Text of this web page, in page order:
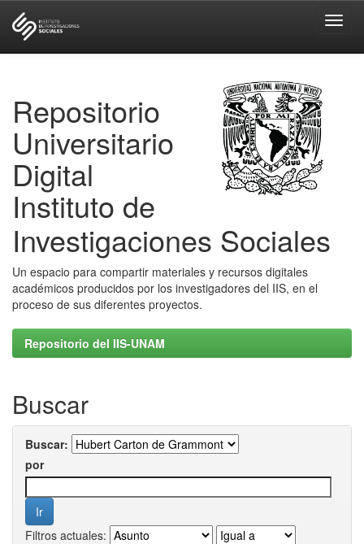
Repositorio
Universitario
Digital
Instituto de
Investigaciones Sociales
Un espacio para compartir materiales y recursos digitales
académicos producidos por los investigadores del IIS, en el
proceso de sus diferentes proyectos.
Repositorio del IIS-UNAM
Buscar
Buscar:
por
Filtros actuales: